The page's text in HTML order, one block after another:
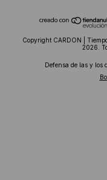
Copyright CARDON |
2026.
Defensa de las y los